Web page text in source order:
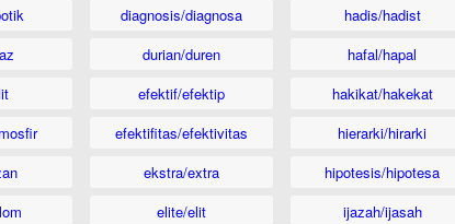
diagnosis/diagnosa
durian/duren
efektif/efektip
efektifitas/efektivitas
ekstra/extra
elite/elit
hadis/hadist
hafal/hapal
hakikat/hakekat
hierarki/hirarki
hipotesis/hipotesa
ijazah/ijasah